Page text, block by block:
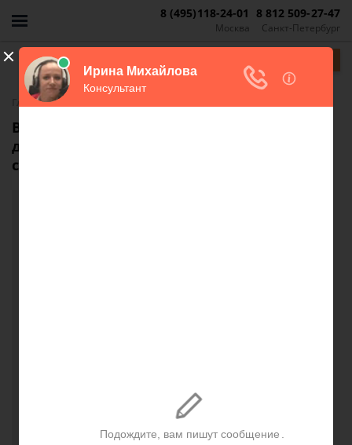
Москва
8 (495)118-24-01
Санкт-Петербург
8 812 509-27-47
Главная-FAQ
Возможно ли прописать в брачном
договоре долевую собственность между
супругами?
- собственником недвижимости признать меня